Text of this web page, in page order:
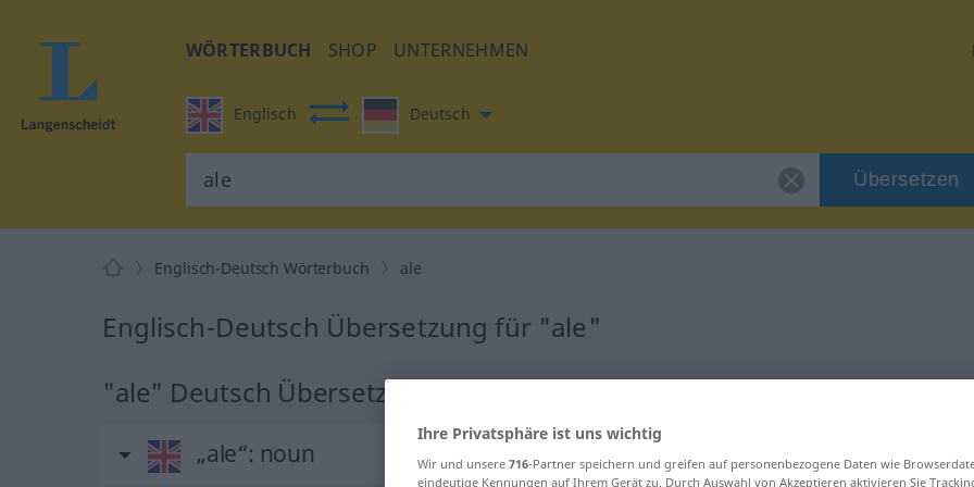
WÖRTERBUCH SHOP UNTERNEHMEN
Englisch Deutsch
Übersetzen
Englisch-Deutsch Wörterbuch ale
Englisch-Deutsch Übersetzung für "ale"
"ale" Deutsch Übersetzung
„ale“: noun
Ihre Privatsphäre ist uns wichtig
Wir und unsere 716-Partner speichern und greifen auf personenbezogene Daten wie
eindeutige Kennungen auf Ihrem Gerät zu. Durch Auswahl von Akzeptieren aktivieren Sie